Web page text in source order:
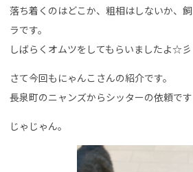
落ち着くのはどこか、粗相はしないか、
ラです。
しばらくオムツをしてもらいましたよ☆彡
さて今回もにゃんこさんの紹介です。
長泉町のニャンズからシッターの依頼です
じゃじゃん。